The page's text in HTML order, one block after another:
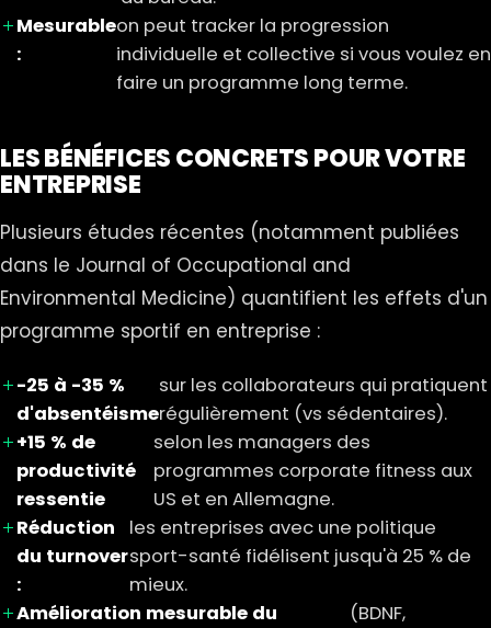
Mesurable
:
on peut tracker la progression
individuelle et collective si vous voulez en
faire un programme long terme.
LES BÉNÉFICES CONCRETS POUR VOTRE
ENTREPRISE
Plusieurs études récentes (notamment publiées
dans le Journal of Occupational and
Environmental Medicine) quantifient les effets d'un
programme sportif en entreprise :
-25 à -35 %
d'absentéisme
sur les collaborateurs qui pratiquent
régulièrement (vs sédentaires).
+15 % de
productivité
ressentie
selon les managers des
programmes corporate fitness aux
US et en Allemagne.
Réduction
du turnover
:
les entreprises avec une politique
sport-santé fidélisent jusqu'à 25 % de
mieux.
Amélioration mesurable du
(BDNF,